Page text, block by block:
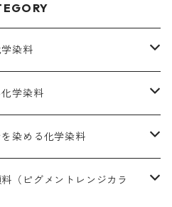
染料
学染料
染める化学染料
）
（ピグメントレンジカラ